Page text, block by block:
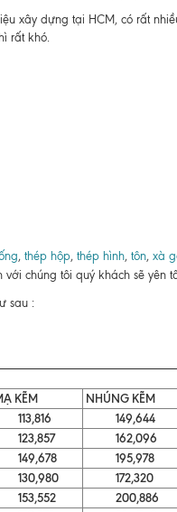
xây dựng tại HCM, có rất
rất khó.
, thép hộp, thép hình, tôn, xà
với chúng tôi quý khách sẽ yên
sau :
KẼM
NHÚNG KẼM
149,644
162,096
195,978
172,320
200,886